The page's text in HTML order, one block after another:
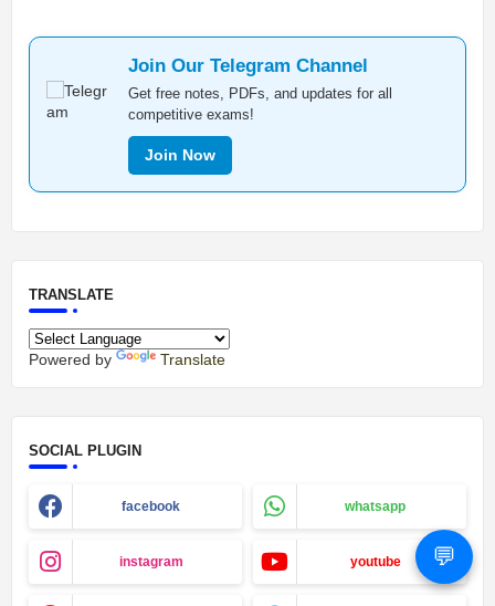
💬
Join Our Telegram Channel
Get free notes, PDFs, and updates for all
competitive exams!
Join Now
TRANSLATE
Powered by Translate
SOCIAL PLUGIN
facebook whatsapp
instagram youtube